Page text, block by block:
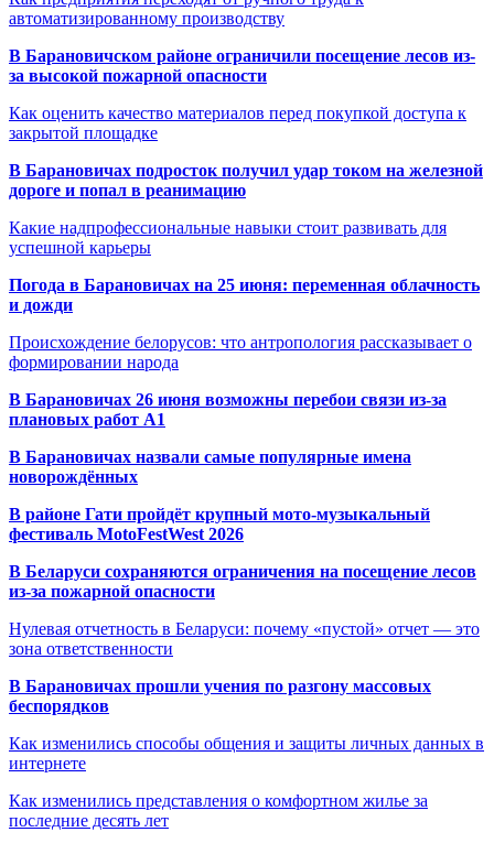
автоматизированному производству
В Барановичском районе ограничили посещение лесов из-
за высокой пожарной опасности
Как оценить качество материалов перед покупкой доступа к
закрытой площадке
В Барановичах подросток получил удар током на железной
дороге и попал в реанимацию
Какие надпрофессиональные навыки стоит развивать для
успешной карьеры
Погода в Барановичах на 25 июня: переменная облачность
и дожди
Происхождение белорусов: что антропология рассказывает о
формировании народа
В Барановичах 26 июня возможны перебои связи из-за
плановых работ A1
В Барановичах назвали самые популярные имена
новорождённых
В районе Гати пройдёт крупный мото-музыкальный
фестиваль MotoFestWest 2026
В Беларуси сохраняются ограничения на посещение лесов
из-за пожарной опасности
Нулевая отчетность в Беларуси: почему «пустой» отчет — это
зона ответственности
В Барановичах прошли учения по разгону массовых
беспорядков
Как изменились способы общения и защиты личных данных в
интернете
Как изменились представления о комфортном жилье за
последние десять лет